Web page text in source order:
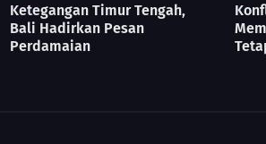
Ketegangan Timur Tengah,
Bali Hadirkan Pesan
Perdamaian